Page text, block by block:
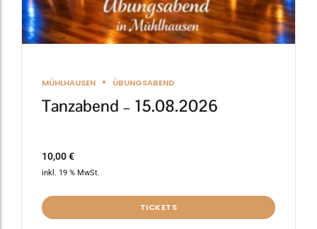
MÜHLHAUSEN ÜBUNGSABEND
Tanzabend – 15.08.2026
10,00€
inkl. 19 % MwSt.
TICKETS